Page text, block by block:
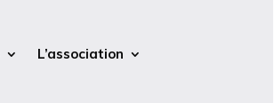
L’association